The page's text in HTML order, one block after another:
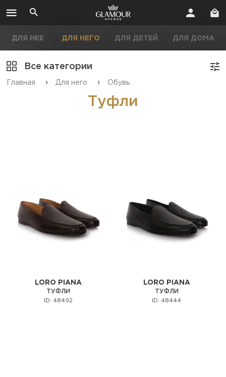
ДЛЯ НЕЕ ДЛЯ НЕГО ДЛЯ ДЕТЕЙ ДЛЯ ДОМА
Все категории
Главная › Для него › Обувь
Туфли
LORO PIANA
ТУФЛИ
ID: 48492
LORO PIANA
ТУФЛИ
ID: 48444